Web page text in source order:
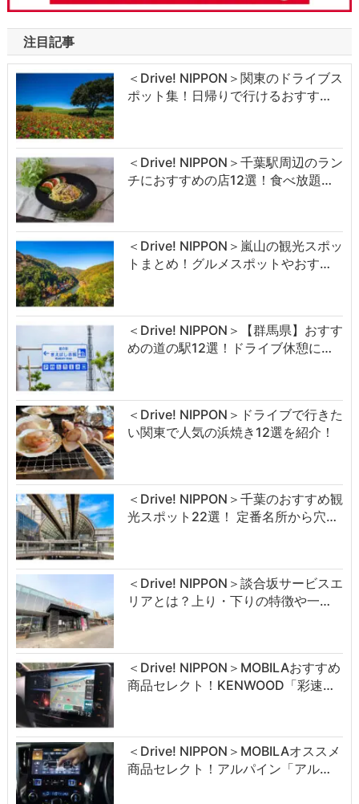
注目記事
＜Drive! NIPPON＞関東のドライブス
ポット集！日帰りで行けるおすす…
＜Drive! NIPPON＞千葉駅周辺のラン
チにおすすめの店12選！食べ放題…
＜Drive! NIPPON＞嵐山の観光スポッ
トまとめ！グルメスポットやおす…
＜Drive! NIPPON＞【群馬県】おすす
めの道の駅12選！ドライブ休憩に…
＜Drive! NIPPON＞ドライブで行きた
い関東で人気の浜焼き12選を紹介！
＜Drive! NIPPON＞千葉のおすすめ観
光スポット22選！ 定番名所から穴…
＜Drive! NIPPON＞談合坂サービスエ
リアとは？上り・下りの特徴や一…
＜Drive! NIPPON＞MOBILAおすすめ
商品セレクト！KENWOOD「彩速…
＜Drive! NIPPON＞MOBILAオススメ
商品セレクト！アルパイン「アル…